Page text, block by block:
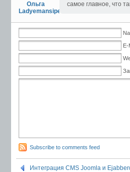
Ольга
Ladyemansipe
самое главное, что
E-
Subscribe to comments feed
Интеграция CMS Joomla и